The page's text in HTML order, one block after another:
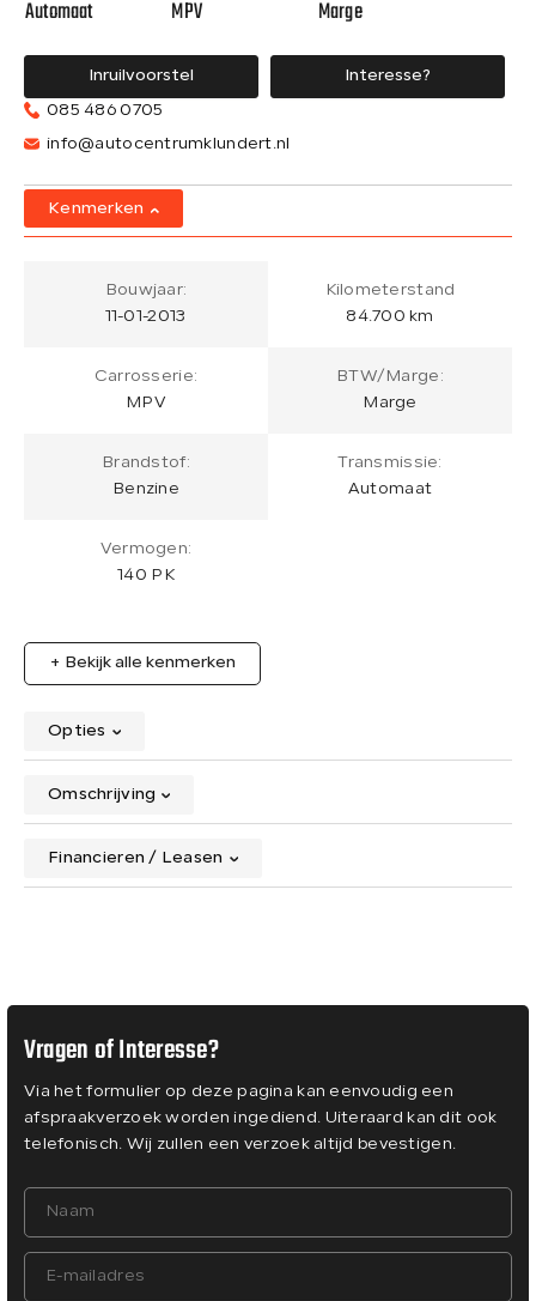
Automaat MPV Marge
Inruilvoorstel
Interesse?
085 486 0705
info@autocentrumklundert.nl
Kenmerken
Bouwjaar:
11-01-2013
Kilometerstand
84.700 km
Carrosserie:
MPV
BTW/Marge:
Marge
Brandstof:
Benzine
Transmissie:
Automaat
Vermogen:
140 PK
+ Bekijk alle kenmerken
Opties
Omschrijving
Financieren / Leasen
Vragen of Interesse?
Via het formulier op deze pagina kan eenvoudig een
afspraakverzoek worden ingediend. Uiteraard kan dit ook
telefonisch. Wij zullen een verzoek altijd bevestigen.